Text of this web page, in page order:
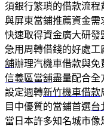
須銀行繁瑣的借款流程
與屏東當鋪推薦資金需
快速取得資金廣大研發
急用周轉借錢的好處
舖辦理汽機車借款與免
信義區當舖盡量配合全
設定週轉新竹機車借款
目中優質的當鋪首選台
當日本許多知名城市像